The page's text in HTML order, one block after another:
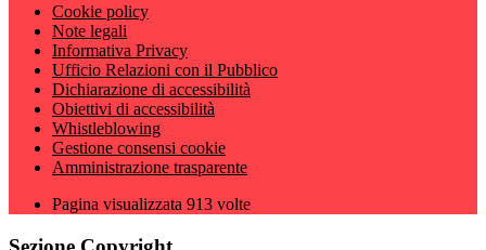
Cookie policy
Note legali
Informativa Privacy
Ufficio Relazioni con il Pubblico
Dichiarazione di accessibilità
Obiettivi di accessibilità
Whistleblowing
Gestione consensi cookie
Amministrazione trasparente
Pagina visualizzata 913 volte